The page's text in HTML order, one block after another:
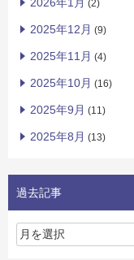
2026年1月 (2)
2025年12月 (9)
2025年11月 (4)
2025年10月 (16)
2025年9月 (11)
2025年8月 (13)
過去記事